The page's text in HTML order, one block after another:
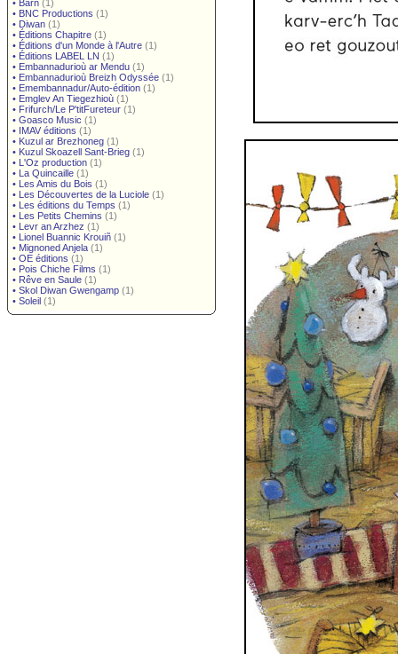
• Barn (1)
• BNC Productions (1)
• Diwan (1)
• Éditions Chapitre (1)
• Éditions d'un Monde à l'Autre (1)
• Éditions LABEL LN (1)
• Embannadurioù ar Mendu (1)
• Embannadurioù Breizh Odyssée (1)
• Emembannadur/Auto-édition (1)
• Emglev An Tiegezhioù (1)
• Frifurch/Le P'titFureteur (1)
• Goasco Music (1)
• IMAV éditions (1)
• Kuzul ar Brezhoneg (1)
• Kuzul Skoazell Sant-Brieg (1)
• L'Oz production (1)
• La Quincaille (1)
• Les Amis du Bois (1)
• Les Découvertes de la Luciole (1)
• Les éditions du Temps (1)
• Les Petits Chemins (1)
• Levr an Arzhez (1)
• Lionel Buannic Krouiñ (1)
• Mignoned Anjela (1)
• OE éditions (1)
• Pois Chiche Films (1)
• Rêve en Saule (1)
• Skol Diwan Gwengamp (1)
• Soleil (1)